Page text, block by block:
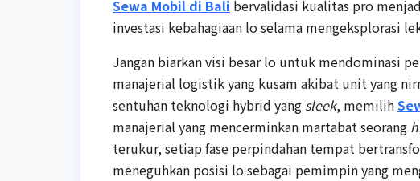
Sewa Mobil di Bali bervalidasi kualitas pro
investasi kebahagiaan lo selama mengeksplorasi
Jangan biarkan visi besar lo untuk mendominasi
manajerial logistik yang kusam akibat unit yang
sentuhan teknologi hybrid yang sleek, memilih
manajerial yang mencerminkan martabat seorang
terukur, setiap fase perpindahan tempat
meneguhkan posisi lo sebagai pemimpin yang